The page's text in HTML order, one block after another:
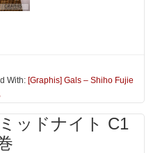
With: [Graphis] Gals – Shiho Fujie
ッドナイト C1